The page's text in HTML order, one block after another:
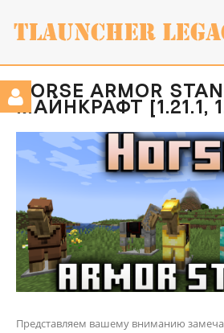
HORSE ARMOR
МАЙНКРАФТ [1.21.1,
Представляем вашему вниманию